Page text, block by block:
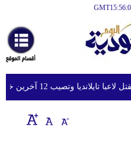
أخبارعاجلة
رياضة
ثقافة
إقتصاد
وتصيب 12 آخرين خلال مباراة